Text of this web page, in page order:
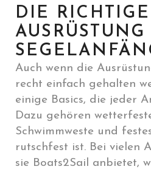
DIE RICHTIGE
AUSRÜSTUNG
Auch wenn die
recht einfach gehalten
einige Basics, die jeder
Dazu gehören
Schwimmweste und
rutschfest ist. Bei vielen
sie Boats2Sail anbietet,